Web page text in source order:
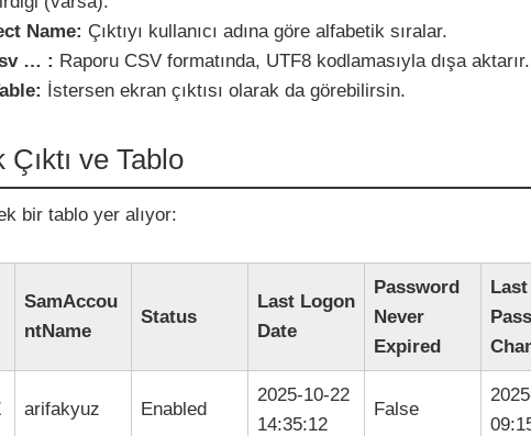
Name: Çıktıyı kullanıcı adına göre alfabetik sıralar.
… : Raporu CSV formatında, UTF8 kodlamasıyla dışa aktarır.
İstersen ekran çıktısı olarak da görebilirsin.
ve Tablo
bir tablo yer alıyor:
SamAccou
ntName
Status
Last Logon
Date
Password
Never
Expired
Last
arifakyuz Enabled
2025-10-22
14:35:12
False